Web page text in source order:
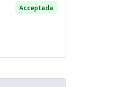
Acceptada